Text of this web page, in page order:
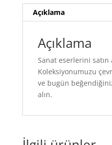
Açıklama
Açıklama
Sanat eserlerini satın
Koleksiyonumuzu
ve bugün
alın.